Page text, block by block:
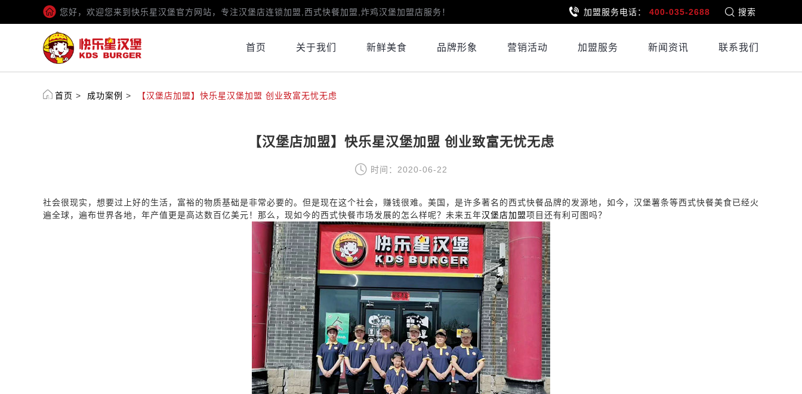
您好，欢迎您来到快乐星汉堡官方网站，专注汉堡店连锁加盟,西式快餐加盟,炸鸡汉堡加盟店服务！ 加盟服务电话： 400-035-2688 搜索
首页 关于我们 新鲜美食 品牌形象 营销活动 加盟服务 新闻资讯 联系我们
首页 > 成功案例 > 【汉堡店加盟】快乐星汉堡加盟 创业致富无忧无虑
【汉堡店加盟】快乐星汉堡加盟 创业致富无忧无虑
时间：2020-06-22
社会很现实，想要过上好的生活，富裕的物质基础是非常必要的。但是现在这个社会，赚钱很难。美国，是许多著名的西式快餐品牌的发源地，如今，汉堡薯条等西式快餐美食已经火
遍全球，遍布世界各地，年产值更是高达数百亿美元！那么，现如今的西式快餐市场发展的怎么样呢？未来五年汉堡店加盟项目还有利可图吗？